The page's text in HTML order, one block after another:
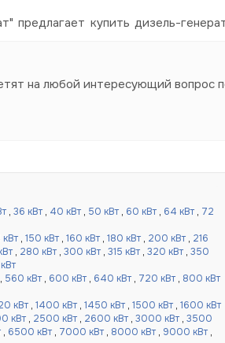
предлагает купить дизель-
на любой интересующий вопрос
, 36 кВт , 40 кВт , 50 кВт , 60 кВт , 64 кВт , 72
, 150 кВт , 160 кВт , 180 кВт , 200 кВт , 216
, 280 кВт , 300 кВт , 315 кВт , 320 кВт , 350
, 560 кВт , 600 кВт , 640 кВт , 720 кВт , 800 кВт
кВт , 1400 кВт , 1450 кВт , 1500 кВт , 1600 кВт
кВт , 2500 кВт , 2600 кВт , 3000 кВт , 3500
, 6500 кВт , 7000 кВт , 8000 кВт , 9000 кВт ,